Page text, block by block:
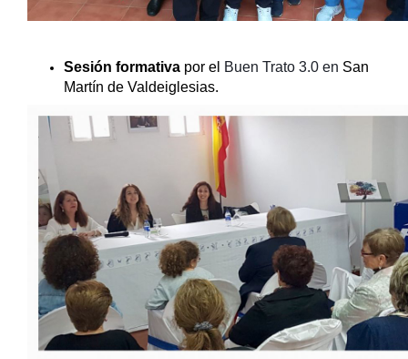
Sesión formativa por el Buen Trato 3.0 en San
Martín de Valdeiglesias.